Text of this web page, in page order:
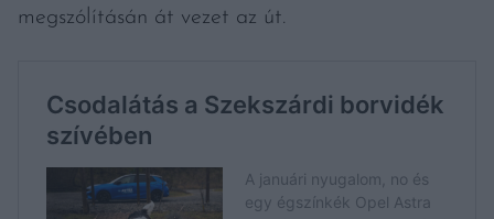
megszólításán át vezet az út.